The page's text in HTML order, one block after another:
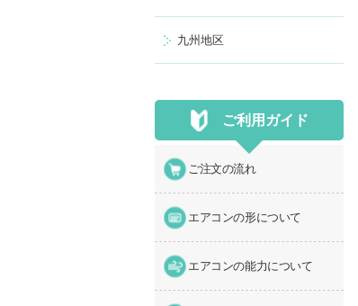
九州地区
ご利用ガイド
ご注文の流れ
エアコンの形について
エアコンの能力について